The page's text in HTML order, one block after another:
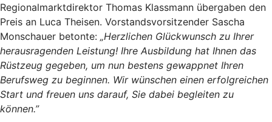
Regionalmarktdirektor Thomas Klassmann übergaben den
Preis an Luca Theisen. Vorstandsvorsitzender Sascha
Monschauer betonte: „Herzlichen Glückwunsch zu Ihrer
herausragenden Leistung! Ihre Ausbildung hat Ihnen das
Rüstzeug gegeben, um nun bestens gewappnet Ihren
Berufsweg zu beginnen. Wir wünschen einen erfolgreichen
Start und freuen uns darauf, Sie dabei begleiten zu
können.”